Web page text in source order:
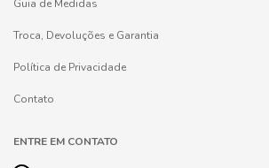
Guia de Medidas
Troca, Devoluções e Garantia
Política de Privacidade
Contato
ENTRE EM CONTATO